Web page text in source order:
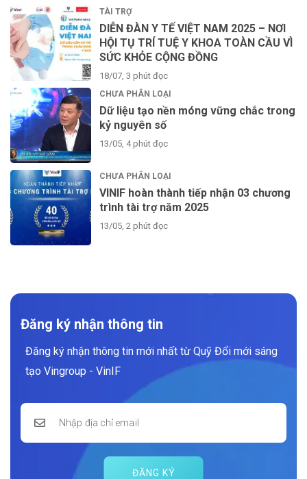
TÀI TRỢ
DIỄN ĐÀN Y TẾ VIỆT NAM 2025 – NƠI
HỘI TỤ TRÍ TUỆ Y KHOA TOÀN CẦU VÌ
SỨC KHỎE CỘNG ĐỒNG
18/07, 3 phút đọc
CHƯA PHÂN LOẠI
Dữ liệu tạo nền móng vững chắc trong
kỷ nguyên số
13/05, 4 phút đọc
CHƯA PHÂN LOẠI
VINIF hoàn thành tiếp nhận 03 chương
trình tài trợ năm 2025
13/05, 2 phút đọc
Đăng ký nhận thông tin
Đăng ký nhận thông tin mới nhất từ Quỹ Đổi mới sáng
tạo Vingroup - VinIF
ĐĂNG KÝ